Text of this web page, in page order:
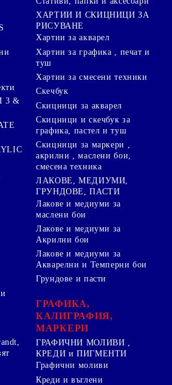
3 &
ХАРТИИ И СКИЦНИЦИ ЗА
РИСУВАНЕ
Хартии за акварел
Хартии за графика , печат и
туш
Хартии за смесени техники
Скечбук
Скицници за акварел
Скицници и скечбук за
графика, пастел и туш
Скицници за маркери ,
акрилни , маслени бои,
смесена техника
ЛАКОВЕ, МЕДИУМИ,
ГРУНДОВЕ, ПАСТИ
Лакове и медиуми за
маслени бои
Лакове и медиуми за
Акрилни бои
Лакове и медиуми за
Акварелни и Темперни бои
Грундове и пасти
ГРАФИКА,
КАЛИГРАФИЯ,
МАРКЕРИ
ГРАФИЧНИ МОЛИВИ ,
КРЕДИ и ПИГМЕНТИ
Графични моливи
Креди и въглени